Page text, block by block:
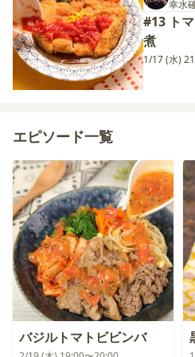
幸水
#13 ト
煮
1/17 (水)
エピソード一覧
バジルトマトビビンバ